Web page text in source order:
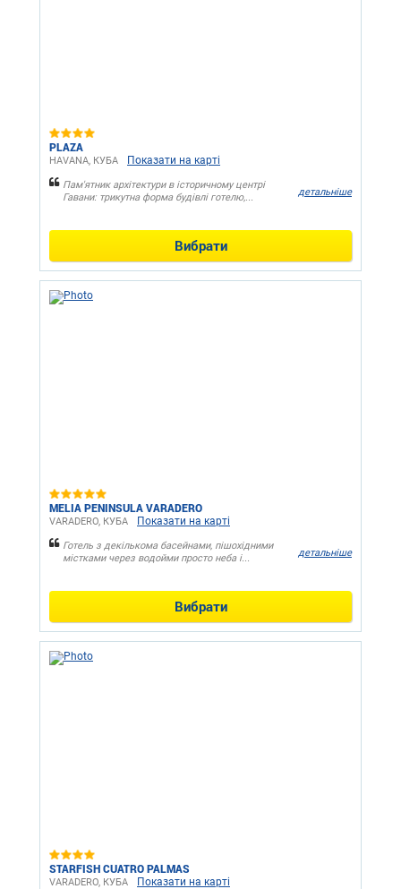
PLAZA
HAVANA, КУБА Показати на карті
Пам'ятник архітектури в історичному центрі
Гавани: трикутна форма будівлі готелю,...
детальніше
Вибрати
MELIA PENINSULA VARADERO
VARADERO, КУБА Показати на карті
Готель з декількома басейнами, пішохідними
містками через водойми просто неба і...
детальніше
Вибрати
STARFISH CUATRO PALMAS
VARADERO, КУБА Показати на карті